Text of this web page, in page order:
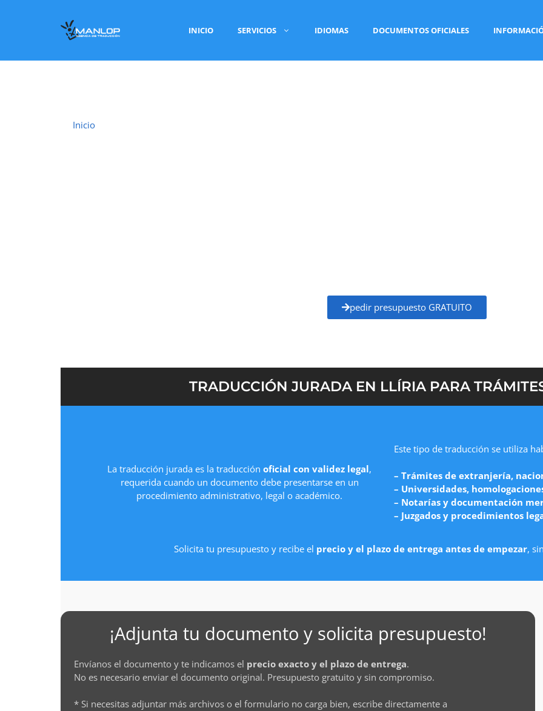
INICIO SERVICIOS IDIOMAS DOCUMENTOS OFICIALES
Inicio
pedir presupuesto GRATUITO
TRADUCCIÓN JURADA EN LLÍRIA PARA
La traducción jurada es la traducción oficial con validez legal,
requerida cuando un documento debe presentarse en un
procedimiento administrativo, legal o académico.
Este tipo de traducción se utiliza
– Trámites de extranjería,
– Universidades,
– Notarías y documentación
– Juzgados y procedimientos
Solicita tu presupuesto y recibe el precio y el plazo de entrega antes de empezar,
¡Adjunta tu documento y solicita presupuesto!
Envíanos el documento y te indicamos el precio exacto y el plazo de entrega.
No es necesario enviar el documento original. Presupuesto gratuito y sin compromiso.
* Si necesitas adjuntar más archivos o el formulario no carga bien, escribe directamente a